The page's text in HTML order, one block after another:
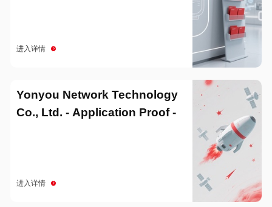
进入详情
Yonyou Network Technology
Co., Ltd. - Application Proof -
进入详情